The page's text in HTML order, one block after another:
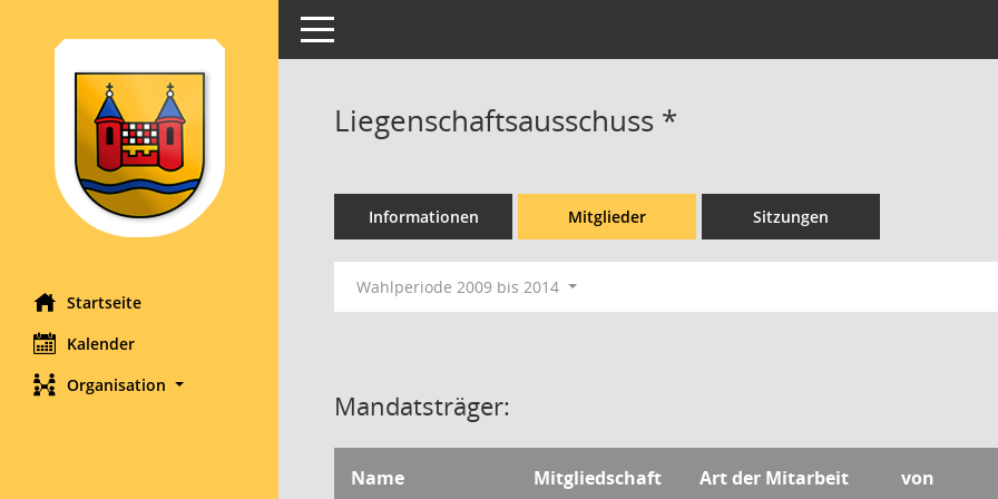
Startseite
Kalender
Organisation
Toggle navigation
Liegenschaftsausschuss *
Informationen Mitglieder Sitzungen
Wahlperiode 2009 bis 2014
Mandatsträger:
Name Mitgliedschaft Art der Mitarbeit von